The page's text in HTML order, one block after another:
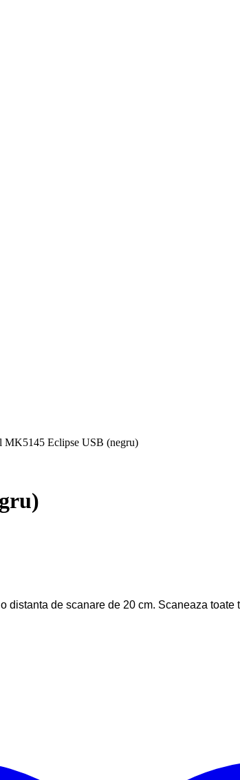
MK5145 Eclipse USB (negru)
distanta de scanare de 20 cm. Scaneaza